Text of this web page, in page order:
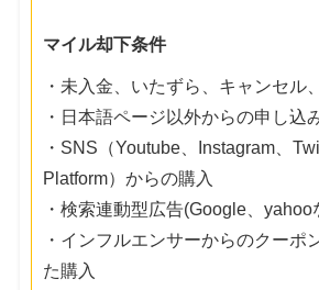
マイル却下条件
・未入金、いたずら、キャンセル
・日本語ページ以外からの申し込
・SNS（Youtube、Instagram、
Platform）からの購入
・検索連動型広告(Google、yahoo
・インフルエンサーからのクーポ
た購入